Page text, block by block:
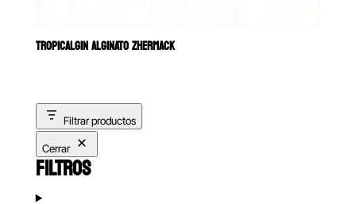
TROPICALGIN ALGINATO ZHERMACK
Filtrar productos
Cerrar
FILTROS